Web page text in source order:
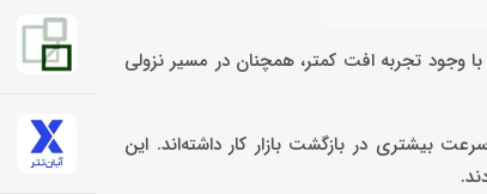
وجود تجربه افت کمتر، همچنان در مسیر نزولی
بیشتری در بازگشت بازار کار داشته‌اند. این